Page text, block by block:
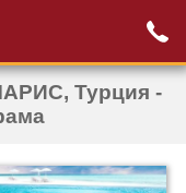
наТурция -